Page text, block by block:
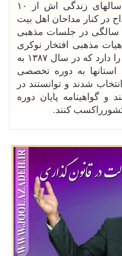
قابل ذکر است در تمام سالهای زندگی­ اش از ۱۰
در کنار مداحان اهل بیت
شهرستان دزفول و از ۲۰ سالگی در جلسات مذهبی
مذهبی افتخار نوکری
اهل بیت ( علیهم السلام ) را دارد که در سال ۱۳۸۷ به
استانها به دوره تخصصی
شدند و توانستند در
گواهینامه پایان دوره
کنند.